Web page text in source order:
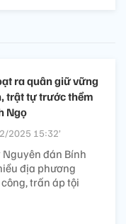
ra quân giữ vững
trật tự trước thềm
Ngọ
2025 15:32’
Nguyên đán Bính
địa phương
trấn áp tội